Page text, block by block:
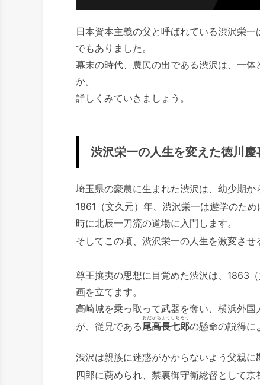
日本資本主義の父と呼ばれている渋沢栄
でもありました。
幕末の時代、農民の出である渋沢は、一
か。
詳しくみていきましょう。
渋沢栄一の人生を変えた徳川
埼玉県の豪農に生まれた渋沢は、幼少期か
1861（文久元）年、渋沢栄一は遊学のた
時に北辰一刀流の道場に入門します。
そしてこの頃、渋沢栄一の人生を激変さ
尊王攘夷の思想に目覚めた渋沢は、1863
画を立てます。
高崎城を乗っ取って武器を奪い、横浜外
が、従兄である尾高長七郎
おだかちょうしちろう
の懸命の説得に
渋沢は親族に迷惑がかからないよう父親
四郎に薦められ、禁裏御守衛総督として